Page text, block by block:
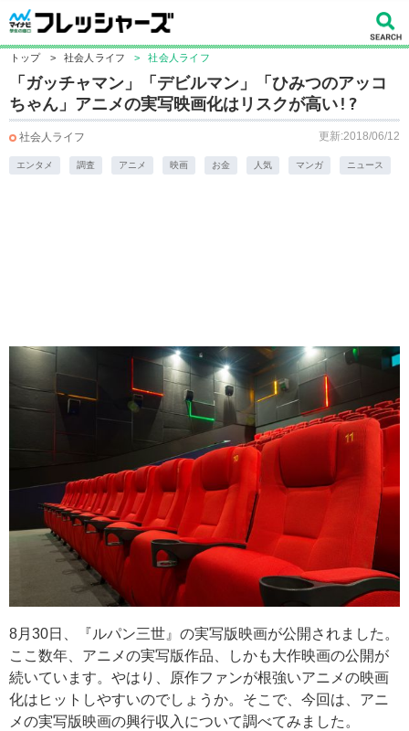
トップ > 社会人ライフ > 社会人ライフ
「ガッチャマン」「デビルマン」「ひみつのアッコ
ちゃん」アニメの実写映画化はリスクが高い!?
社会人ライフ 更新:2018/06/12
エンタメ 調査 アニメ 映画 お金 人気 マンガ ニュース
8月30日、『ルパン三世』の実写版映画が公開されました。
ここ数年、アニメの実写版作品、しかも大作映画の公開が
続いています。やはり、原作ファンが根強いアニメの映画
化はヒットしやすいのでしょうか。そこで、今回は、アニ
メの実写版映画の興行収入について調べてみました。